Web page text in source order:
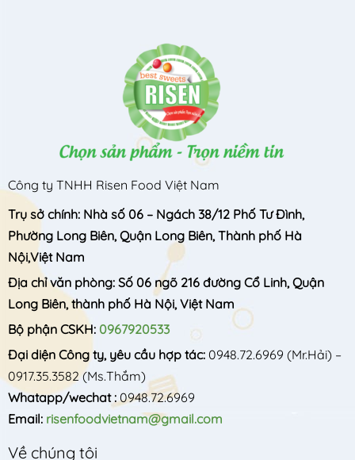
Công ty TNHH Risen Food Việt Nam
Trụ sở chính: Nhà số 06 – Ngách 38/12 Phố Tư Đình,
Phường Long Biên, Quận Long Biên, Thành phố Hà
Nội,Việt Nam
Địa chỉ văn phòng: Số 06 ngõ 216 đường Cổ Linh, Quận
Long Biên, thành phố Hà Nội, Việt Nam
Bộ phận CSKH: 0967920533
Đại diện Công ty, yêu cầu hợp tác: 0948.72.6969 (Mr.Hải) –
0917.35.3582(Ms.Thắm)
Whatapp/wechat :0948.72.6969
Email: risenfoodvietnam@gmail.com
Về chúng tôi